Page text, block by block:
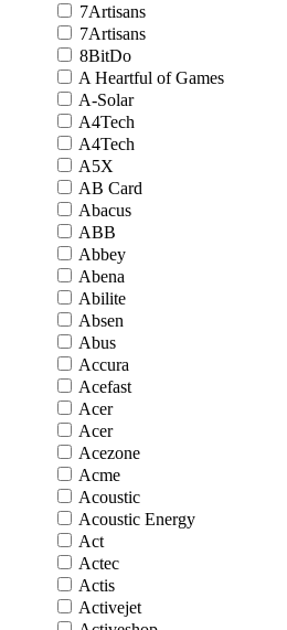
7Artisans
7Artisans
8BitDo
A Heartful of Games
A-Solar
A4Tech
A4Tech
A5X
AB Card
Abacus
ABB
Abbey
Abena
Abilite
Absen
Abus
Accura
Acefast
Acer
Acer
Acezone
Acme
Acoustic
Acoustic Energy
Act
Actec
Actis
Activejet